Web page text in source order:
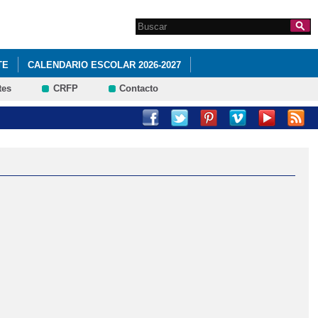
Formulario de
búsqueda
Search this site
CALENDARIO ESCOLAR 2026-2027
CURSO 2026/2027
CRFP Contacto